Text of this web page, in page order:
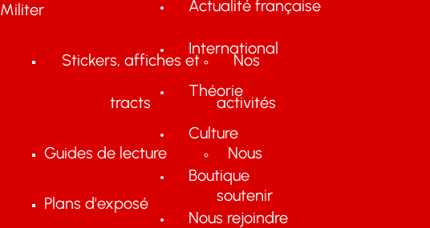
Militer
Stickers, affiches et
tracts
Guides de lecture
Plans d'exposé
Nos
activités
Nous
soutenir
Actualité française
International
Théorie
Culture
Boutique
Nous rejoindre